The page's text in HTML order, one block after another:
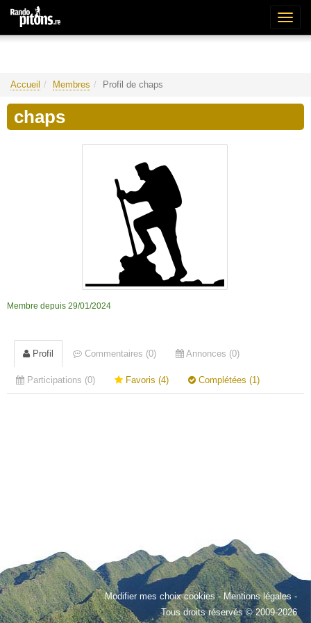
Accueil Membres Profil de chaps
chaps
Membre depuis 29/01/2024
Profil Commentaires (0) Annonces (0)
Participations (0) Favoris (4) Complétées (1)
Modifier mes choix cookies-Mentions légales -
Tous droits réservés © 2009-2026